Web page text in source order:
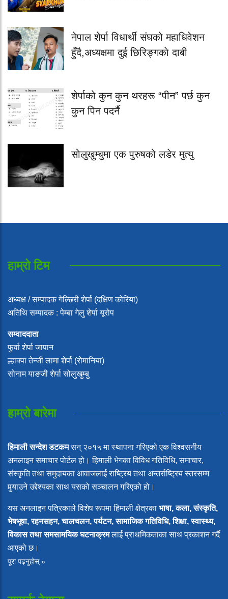
नेपाल शेर्पा विधार्थी संघको महाधिवेशन
हुँदै,अध्यक्षमा दुई छिरिङ्गकाे दाबी
शेर्पाको कुन कुन थरहरू “पीन” पर्छ कुन
कुन पिन पदर्नै
सोलुखुम्बुमा एक पुरुषको लडेर मुत्यु
हाम्रो टिम
अध्यक्ष / सम्पादक गेल्छिरी शेर्पा (दक्षिण कोरिया)
अतिथि सम्पादक : पेम्बा गेलु शेर्पा यूरोप
सम्वाददाता
फुर्वा शेर्पा जापान
ल्हाक्पा तेन्जी लामा शेर्पा (रोमानिया)
सोनाम याङजी शेर्पा सोलुखुम्बु
हाम्रो बारेमा
हिमाली सन्देश डटकमसन् २०१५ मा स्थापना गरिएको एक विश्वसनीय
अनलाइन समाचार पोर्टल हो। हिमाली भेगका विविध गतिविधि, समाचार,
संस्कृति तथा समुदायका आवाजलाई राष्ट्रिय तथा अन्तर्राष्ट्रिय स्तरसम्म
पुर्‍याउने उद्देश्यका साथ यसको सञ्चालन गरिएको हो।
यस अनलाइन पत्रिकाले विशेष रूपमा हिमाली क्षेत्रका भाषा, कला, संस्कृति,
भेषभूषा, रहनसहन, चालचलन, पर्यटन, सामाजिक गतिविधि, शिक्षा, स्वास्थ्य,
विकास तथा समसामयिक घटनाक्रमलाई प्राथमिकताका साथ प्रकाशन गर्दै
आएको छ।
पूरा पढ्नुहोस् »